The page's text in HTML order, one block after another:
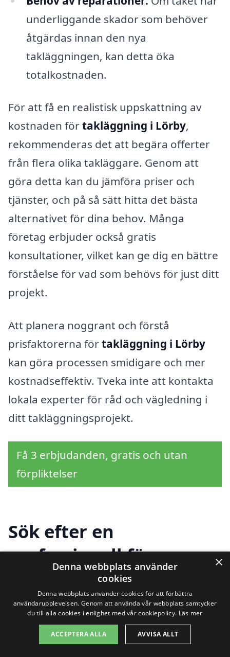
underliggande skador som behöver
åtgärdas innan den nya
takläggningen, kan detta öka
totalkostnaden.
För att få en realistisk uppskattning av
kostnaden förtakläggning i Lörby,
rekommenderas det att begära offerter
från flera olika takläggare. Genom att
göra detta kan du jämföra priser och
tjänster, och på så sätt hitta det bästa
alternativet för dina behov. Många
företag erbjuder också gratis
konsultationer, vilket kan ge dig en bättre
förståelse för vad som behövs för just ditt
projekt.
Att planera noggrant och förstå
prisfaktorerna förtakläggning i Lörby
kan göra processen smidigare och mer
kostnadseffektiv. Tveka inte att kontakta
lokala experter för råd och vägledning i
ditt takläggningsprojekt.
Få 3 erbjudanden, gratis och utan
förpliktelser
Sök efter en
professionell för
takläggning i andra
städer nära Lörby
Om du letar efter takläggning i Lörby,
×
Denna webbplats använder
cookies
Denna webbplats använder cookies för att förbättra
användarupplevelsen. Genom att använda vår webbplats samtycker
du till alla cookies i enlighet med vår cookiepolicy. Läs mer
ACCEPTERA ALLA AVVISA ALLT